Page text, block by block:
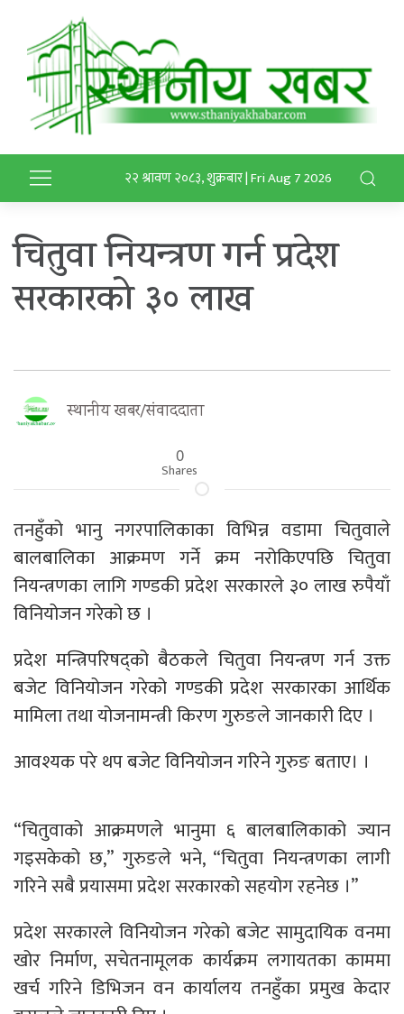
२२ श्रावण २०८३, शुक्रबार | Fri Aug 7 2026
चितुवा नियन्त्रण गर्न प्रदेश
सरकारको ३० लाख
स्थानीय खबर/संवाददाता
0
Shares
तनहुँको भानु नगरपालिकाका विभिन्न वडामा चितुवाले
बालबालिका आक्रमण गर्ने क्रम नरोकिएपछि चितुवा
नियन्त्रणका लागि गण्डकी प्रदेश सरकारले ३० लाख रुपैयाँ
विनियोजन गरेको छ ।
प्रदेश मन्त्रिपरिषद्को बैठकले चितुवा नियन्त्रण गर्न उक्त
बजेट विनियोजन गरेको गण्डकी प्रदेश सरकारका आर्थिक
मामिला तथा योजनामन्त्री किरण गुरुङले जानकारी दिए ।
आवश्यक परे थप बजेट विनियोजन गरिने गुरुङ बताए। ।
“चितुवाको आक्रमणले भानुमा ६ बालबालिकाको ज्यान
गइसकेको छ,” गुरुङले भने, “चितुवा नियन्त्रणका लागी
गरिने सबै प्रयासमा प्रदेश सरकारको सहयोग रहनेछ ।”
प्रदेश सरकारले विनियोजन गरेको बजेट सामुदायिक वनमा
खोर निर्माण, सचेतनामूलक कार्यक्रम लगायतका काममा
खर्च गरिने डिभिजन वन कार्यालय तनहुँका प्रमुख केदार